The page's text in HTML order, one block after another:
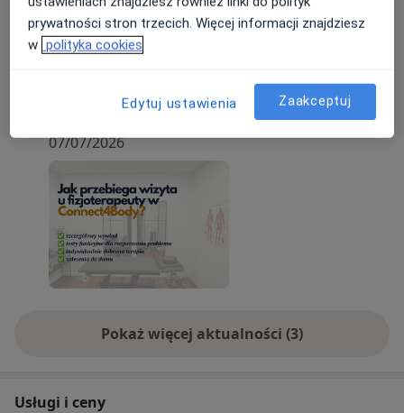
Wizyta rozpoczyna się od szczegółowego
wywiadu, podczas którego analizujemy styl życia,
aktywność, historię urazów i charakter bólu.
Następnie wykonujemy testy funkcjonalne i
ocenę postawy. Terapia dobierana jest
indywidualnie – może obejmować techniki
manualne, pracę powięziową, mobilizacje, taping
czy ćwiczenia korekcyjne.
Pacjent otrzymuje także zalecenia do domu, aby
efekt utrzymywał się dłużej. Stawiamy na
bezpieczeństwo, skuteczność i jasną
komunikację. Dzięki temu pacjenci wiedzą, czego
Dowiedz się więcej
07/07/2026
Pokaż więcej aktualności (3)
Usługi i ceny
prywatności stron trzecich. Więcej informacji znajdziesz
w polityka cookies
Edytuj ustawienia Zaakceptuj